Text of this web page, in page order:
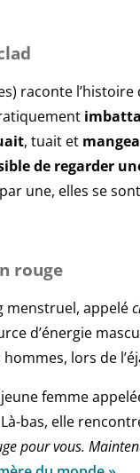
raconte l’histoire
, tuait et
de regarder
une, elles se
rouge
menstruel, appelé
d’énergie
lors de
femme
bas, elle
pour vous.